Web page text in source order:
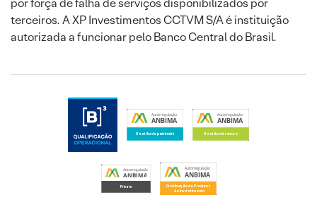
por força de falha de serviços disponibilizados por
terceiros. A XP Investimentos CCTVM S/A é instituição
autorizada a funcionar pelo Banco Central do Brasil.